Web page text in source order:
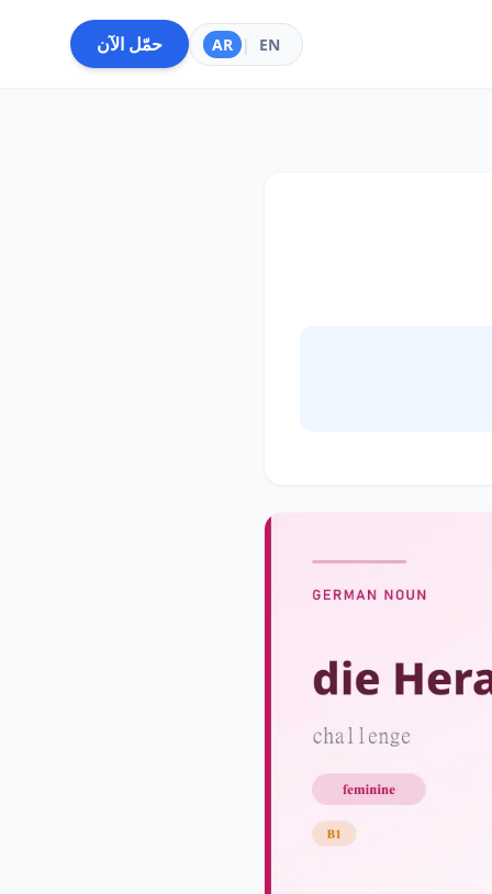
EN
|
AR حمّل الآن